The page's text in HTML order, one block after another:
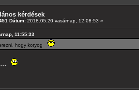
kérdések
Dátum: 2018.05.20 vasárnap, 12:08:53 »
11:55:33
hogy kotyog